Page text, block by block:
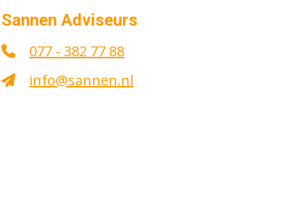
Sannen Adviseurs
077 - 382 77 88
info@sannen.nl